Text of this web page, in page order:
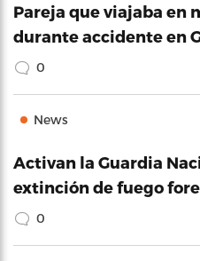
Pareja que viajaba en
durante accidente en
0
News
Activan la Guardia
extinción de fuego
0